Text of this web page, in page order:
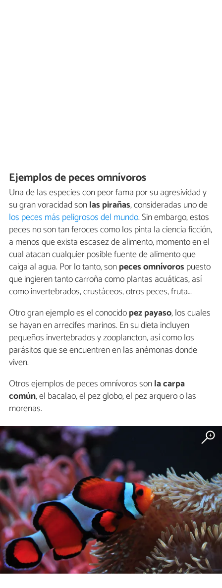
Ejemplos de peces omnívoros
Una de las especies con peor fama por su agresividad y
su gran voracidad sonlas pirañas, consideradas uno de
los peces más peligrosos del mundo. Sin embargo, estos
peces no son tan feroces como los pinta la ciencia ficción,
a menos que exista escasez de alimento, momento en el
cual atacan cualquier posible fuente de alimento que
caiga al agua. Por lo tanto, sonpeces omnívoros puesto
que ingieren tanto carroña como plantas acuáticas, así
como invertebrados, crustáceos, otros peces, fruta…
Otro gran ejemplo es el conocidopez payaso, los cuales
se hayan en arrecifes marinos. En su dieta incluyen
pequeños invertebrados y zooplancton, así como los
parásitos que se encuentren en las anémonas donde
viven.
Otros ejemplos de peces omnívoros sonla carpa
común, el bacalao, el pez globo, el pez arquero o las
morenas.